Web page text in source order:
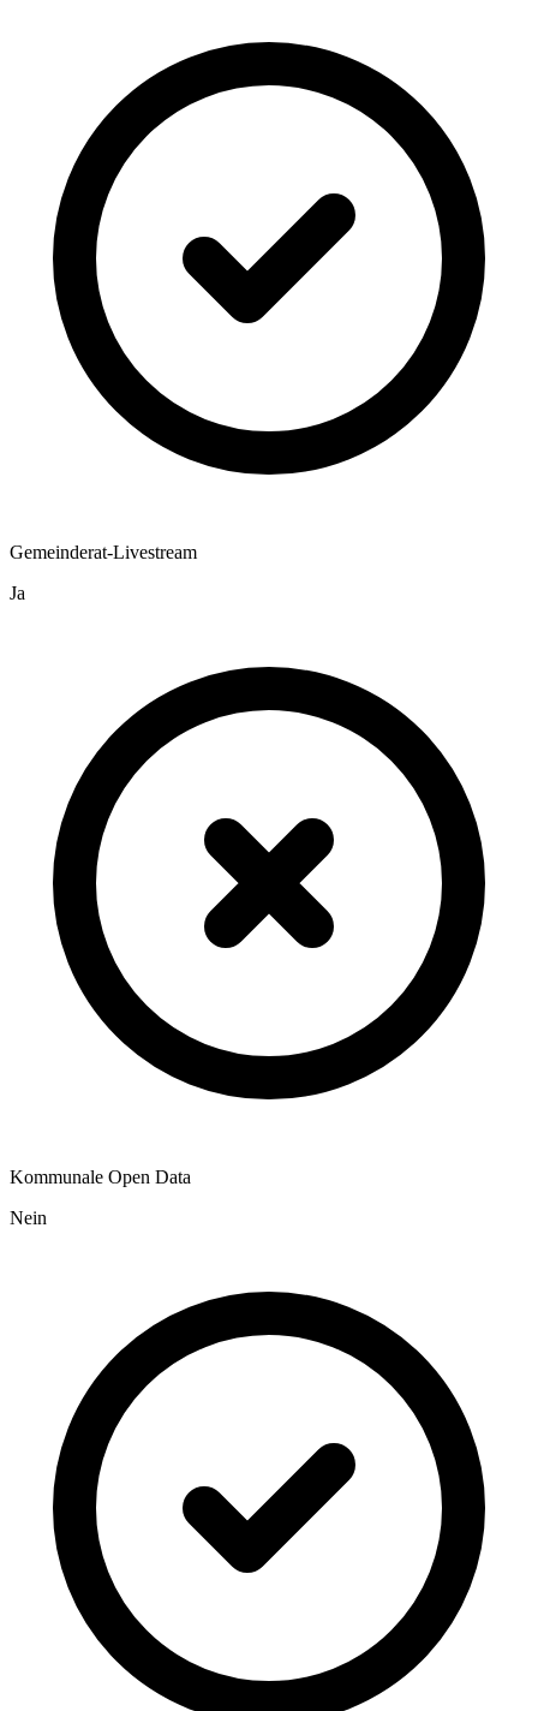
Gemeinderat-Livestream
Ja
Kommunale Open Data
Nein